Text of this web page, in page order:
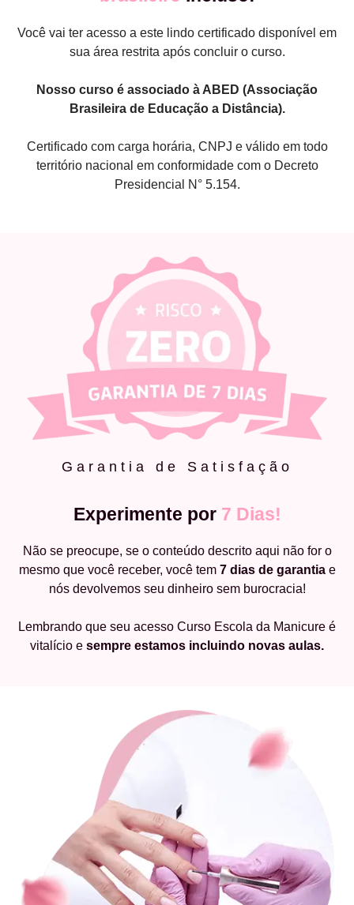
Você vai ter acesso a este lindo certificado disponível em
sua área restrita após concluir o curso.
Nosso curso é associado à ABED (Associação
Brasileira de Educação a Distância).
Certificado com carga horária, CNPJ e válido em todo
território nacional em conformidade com o Decreto
Presidencial N° 5.154.
Garantia de Satisfação
Experimente por 7 Dias!
Não se preocupe, se o conteúdo descrito aqui não for o
mesmo que você receber, você tem 7 dias de garantiae
nós devolvemos seu dinheiro sem burocracia!
Lembrando que seu acesso Curso Escola da Manicure é
vitalício e sempre estamos incluindo novas aulas.